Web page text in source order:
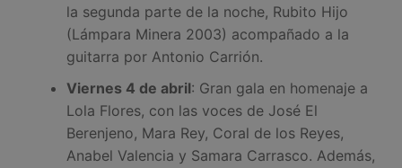
la segunda parte de la noche, Rubito Hijo
(Lámpara Minera 2003) acompañado a la
guitarra por Antonio Carrión.
Viernes 4 de abril: Gran gala en homenaje a
Lola Flores, con las voces de José El
Berenjeno, Mara Rey, Coral de los Reyes,
Anabel Valencia y Samara Carrasco. Además,